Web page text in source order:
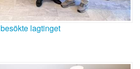
lagtinget